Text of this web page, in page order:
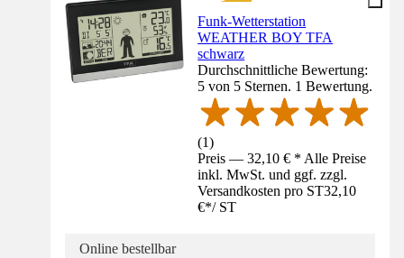
Funk-Wetterstation
WEATHER BOY TFA
schwarz
Durchschnittliche Bewertung:
5 von 5 Sternen. 1 Bewertung.
(1)
Preis — 32,10 € * Alle Preise
inkl. MwSt. und ggf. zzgl.
Versandkosten pro ST32,10
€*/ ST
Online bestellbar